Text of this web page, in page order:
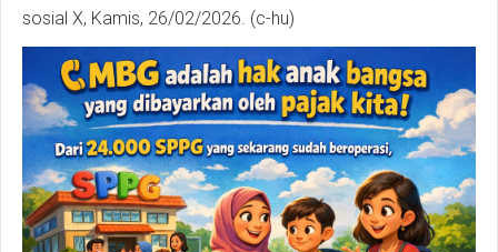
sosial X, Kamis, 26/02/2026. (c-hu)